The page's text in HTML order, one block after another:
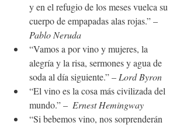
y en el refugio de los meses vuelca su
cuerpo de empapadas alas rojas.” –
Pablo Neruda
“Vamos a por vino y mujeres, la
alegría y la risa, sermones y agua de
soda al día siguiente.” – Lord Byron
“El vino es la cosa más civilizada del
mundo.” – Ernest Hemingway
“Si bebemos vino, nos sorprenderán